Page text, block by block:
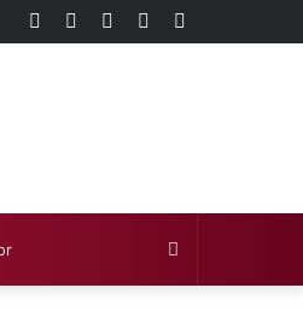
Instagram
YouTube
Twitter
Facebook